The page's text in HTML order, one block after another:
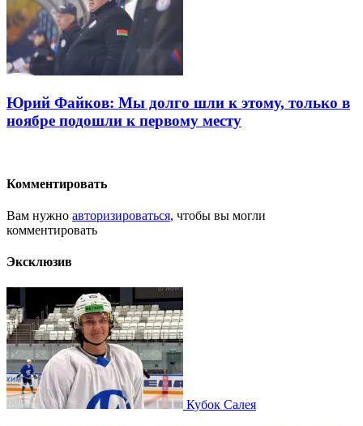
Юрий Файков: Мы долго шли к этому, только в
ноябре подошли к первому месту
Комментировать
Вам нужно авторизироваться, чтобы вы могли
комментировать
Эксклюзив
Кубок Салея